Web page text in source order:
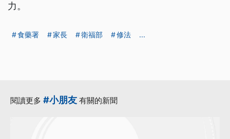
力。
食藥署 家長 衛福部 修法 ...
閱讀更多 #小朋友 有關的新聞